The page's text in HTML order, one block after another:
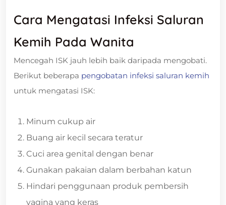
Cara Mengatasi Infeksi Saluran
Kemih Pada Wanita
Mencegah ISK jauh lebih baik daripada mengobati.
Berikut beberapa pengobatan infeksi saluran kemih
untuk mengatasi ISK:
Minum cukup air
Buang air kecil secara teratur
Cuci area genital dengan benar
Gunakan pakaian dalam berbahan katun
Hindari penggunaan produk pembersih
vagina yang keras